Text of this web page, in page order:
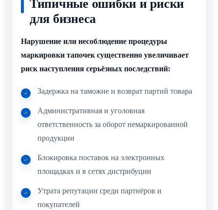
Типичные ошибки и риски
для бизнеса
Нарушение или несоблюдение процедуры
маркировки тапочек существенно увеличивает
риск наступления серьёзных последствий:
Задержка на таможне и возврат партий товара
Административная и уголовная
ответственность за оборот немаркированной
продукции
Блокировка поставок на электронных
площадках и в сетях дистрибуции
Утрата репутации среди партнёров и
покупателей